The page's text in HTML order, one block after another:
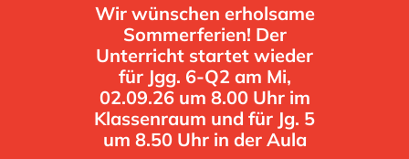
Wir wünschen erholsame
Sommerferien! Der
Unterricht startet wieder
für Jgg. 6-Q2 am Mi,
02.09.26 um 8.00 Uhr im
Klassenraum und für Jg. 5
um 8.50 Uhr in der Aula